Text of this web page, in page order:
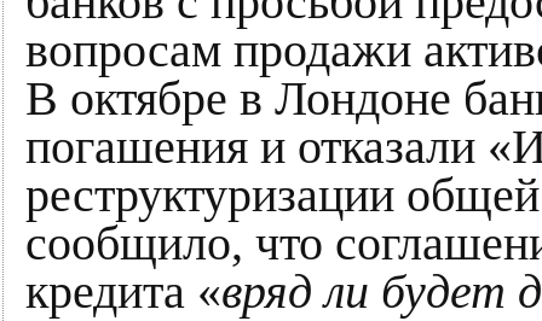
вопросам продажи
В октябре в Лондоне
погашения и отказали
реструктуризации
сообщило, что
кредита «вряд ли будет